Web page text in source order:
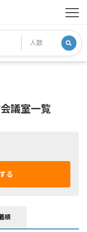
議室一覧
る
順